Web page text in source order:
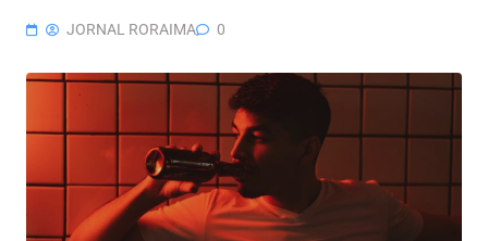
JORNAL RORAIMA 0